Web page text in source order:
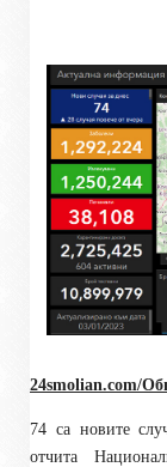
24smolian.com/
74 са новите
отчита